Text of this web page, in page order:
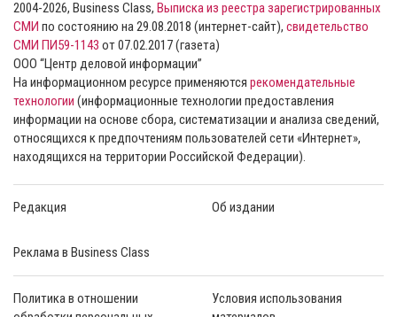
2004-2026, Business Class, Выписка из реестра зарегистрированных
СМИ по состоянию на 29.08.2018 (интернет-сайт), свидетельство
СМИ ПИ59-1143 от 07.02.2017 (газета)
ООО “Центр деловой информации”
На информационном ресурсе применяются рекомендательные
технологии (информационные технологии предоставления
информации на основе сбора, систематизации и анализа сведений,
относящихся к предпочтениям пользователей сети «Интернет»,
находящихся на территории Российской Федерации).
Редакция Об издании
Реклама в Business Class
Политика в отношении
Условия использования